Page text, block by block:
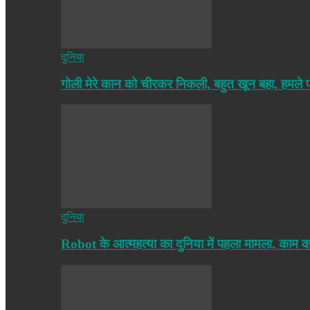
दुनिया
गोली मेरे कान को चीरकर निकली, बहुत खून बहा, हमले
दुनिया
Robot के आत्महत्या का दुनिया में पहला मामला, काम